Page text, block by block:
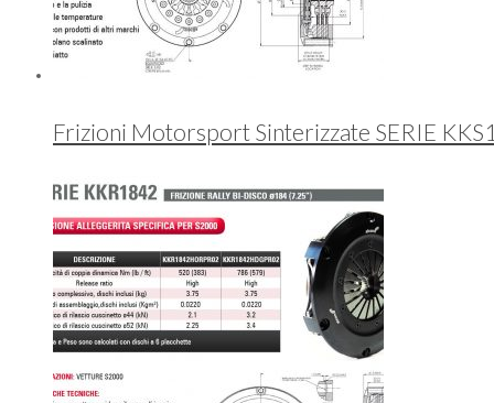
Frizioni Motorsport Sinterizzate SERIE